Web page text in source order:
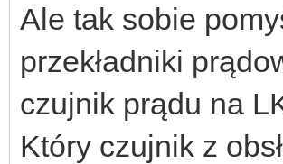
Ale tak sobie
przekładniki
czujnik prądu na
Który czujnik z